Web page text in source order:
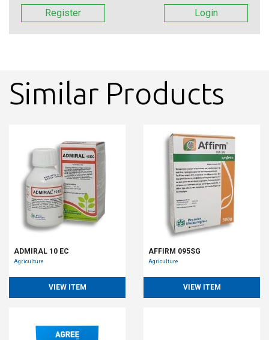
Register Login
Similar Products
ADMIRAL 10 EC
Agriculture
VIEW ITEM
AFFIRM 095SG
Agriculture
VIEW ITEM